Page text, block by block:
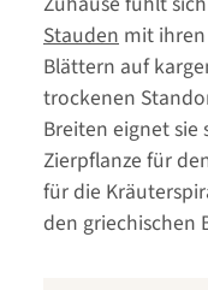
Stauden mit
Blättern auf
trockenen
Breiten eignet sie
Zierpflanze für
für die
den griechischen